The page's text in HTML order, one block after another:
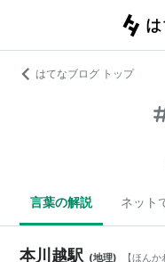
はてなブログ トップ
言葉の解説 ネット
本川越駅 (地理) 【ほんか